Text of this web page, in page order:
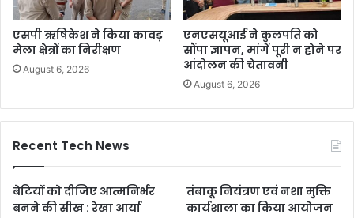
एसपी ऋषिकेश ने किया कावड़
मेला क्षेत्रों का निरीक्षण
August 6, 2026
एनएसयूआई ने कुलपति को
सौंपा ज्ञापन, मांगें पूरी न होने पर
आंदोलन की चेतावनी
August 6, 2026
Recent Tech News
बेटियों को दीजिए आत्मनिर्भर
बनने की सीख : रेखा आर्या
तंबाकू नियंत्रण एवं नशा मुक्ति
कार्यशाला का किया आयोजन